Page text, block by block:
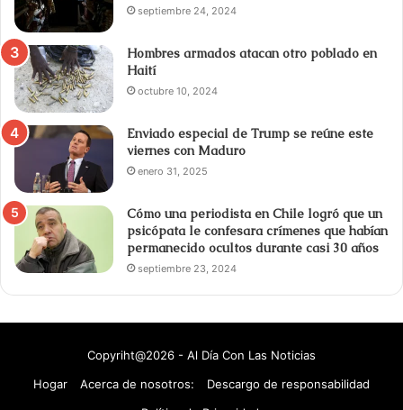
septiembre 24, 2024
Hombres armados atacan otro poblado en
Haití
octubre 10, 2024
Enviado especial de Trump se reúne este
viernes con Maduro
enero 31, 2025
Cómo una periodista en Chile logró que un
psicópata le confesara crímenes que habían
permanecido ocultos durante casi 30 años
septiembre 23, 2024
Copyriht@2026 - Al Día Con Las Noticias
Hogar
Acerca de nosotros:
Descargo de responsabilidad